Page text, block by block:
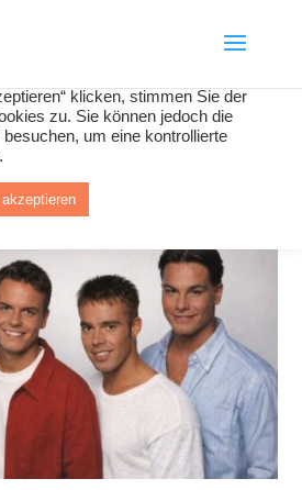
um Inhalte und Anzeigen zu
für soziale Medien anbieten zu
klicken, stimmen Sie der
zu. Sie können jedoch die
besuchen, um eine kontrollierte